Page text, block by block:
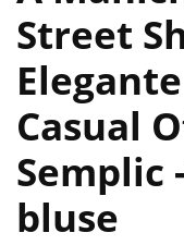
Street
Casual
Semplic
bluse